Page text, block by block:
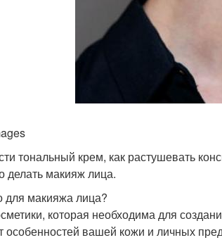
тональный крем, как растушевать
делать макияж лица.
для макияжа лица?
которая необходима для
особенностей вашей кожи и личных